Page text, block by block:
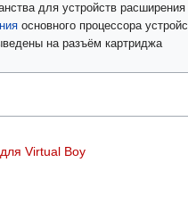
для устройств
основного процессора
на разъём картриджа
Virtual Boy